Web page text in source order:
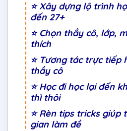
⭐Xây dựng lộ trình
đến 27+
⭐ Chọn thầy cô, lớp,
thích
⭐ Tương tác trực tiếp
thầy cô
⭐ Học đi học lại đến
thì thôi
⭐ Rèn tips tricks giúp
gian làm đề